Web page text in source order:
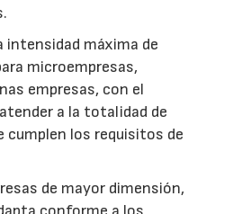
intensidad máxima de
microempresas,
empresas, con el
a la totalidad de
cumplen los requisitos de
de mayor dimensión,